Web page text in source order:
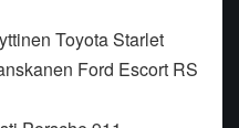
Toyota Starlet
Ford Escort RS